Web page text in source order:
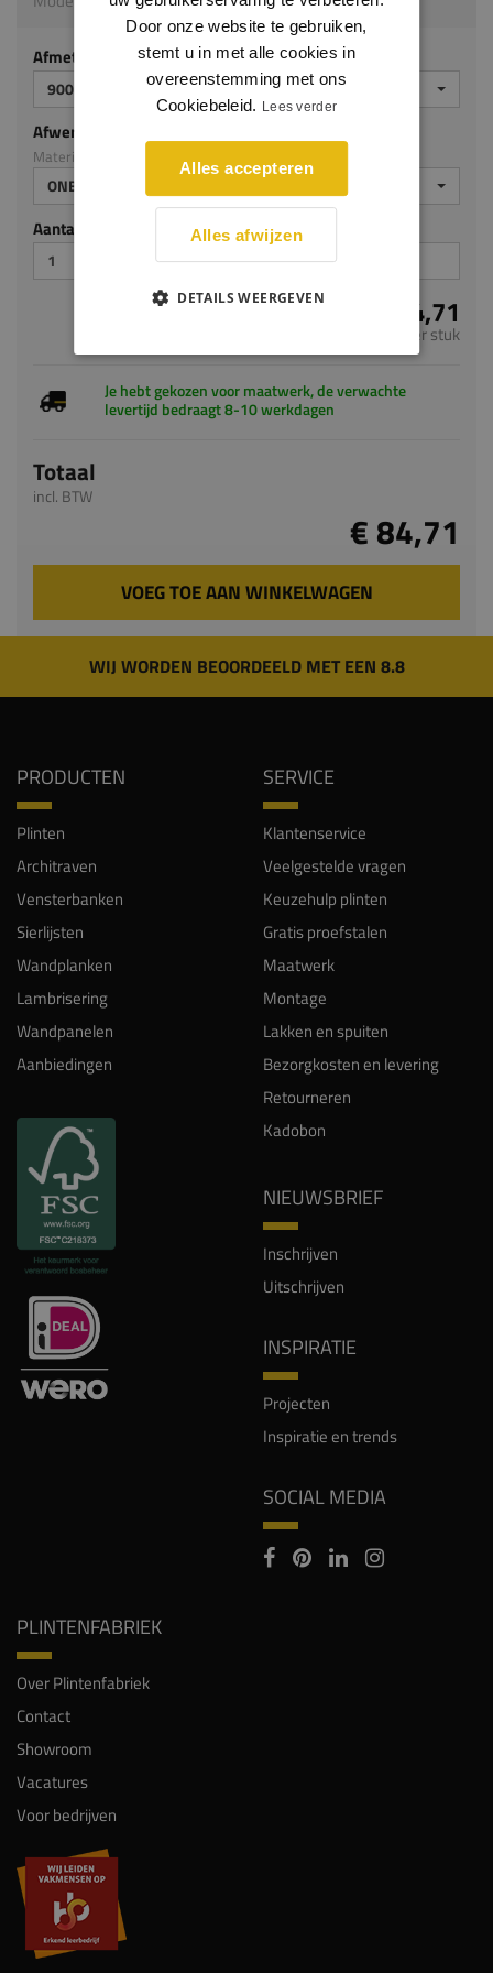
Afmeting
900 X 600 X 29 MM
Afwerking
Materiaal: Eiken op MDF v313
ONBEHANDELD
Aantal stuks
€ 84,71
per stuk
Je hebt gekozen voor maatwerk, de verwachte
levertijd bedraagt 8-10 werkdagen
Totaal
incl. BTW
€ 84,71
VOEG TOE AAN WINKELWAGEN
WIJ WORDEN BEOORDEELD MET EEN 8.8
PRODUCTEN
Plinten
Architraven
Vensterbanken
Sierlijsten
Wandplanken
Lambrisering
Wandpanelen
Aanbiedingen
SERVICE
Klantenservice
Veelgestelde vragen
Keuzehulp plinten
Gratis proefstalen
Maatwerk
Montage
Lakken en spuiten
Bezorgkosten en levering
Retourneren
Kadobon
NIEUWSBRIEF
Inschrijven
Uitschrijven
INSPIRATIE
Projecten
Inspiratie en trends
SOCIAL MEDIA
PLINTENFABRIEK
Over Plintenfabriek
Contact
Showroom
Vacatures
Voor bedrijven
Door onze website te gebruiken,
stemt u in met alle cookies in
overeenstemming met ons
Cookiebeleid. Lees verder
Alles accepteren
Alles afwijzen
DETAILS WEERGEVEN